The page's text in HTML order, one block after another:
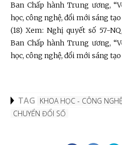
Ban Chấp hành Trung ương,
học, công nghệ, đổi mới sáng
(18) Xem: Nghị quyết số 57-
Ban Chấp hành Trung ương,
học, công nghệ, đổi mới sáng
TAG KHOA HỌC - CÔNG NGHỆ
CHUYỂN ĐỔI SỐ